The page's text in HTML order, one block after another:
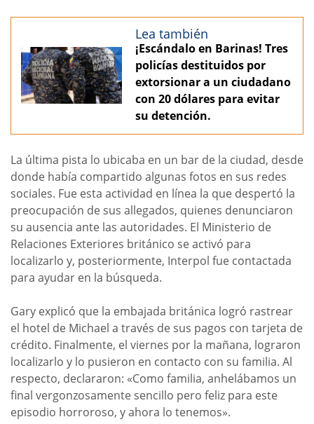
Lea también
¡Escándalo en Barinas! Tres
policías destituidos por
extorsionar a un ciudadano
con 20 dólares para evitar
su detención.
La última pista lo ubicaba en un bar de la ciudad, desde
donde había compartido algunas fotos en sus redes
sociales. Fue esta actividad en línea la que despertó la
preocupación de sus allegados, quienes denunciaron
su ausencia ante las autoridades. El Ministerio de
Relaciones Exteriores británico se activó para
localizarlo y, posteriormente, Interpol fue contactada
para ayudar en la búsqueda.
Gary explicó que la embajada británica logró rastrear
el hotel de Michael a través de sus pagos con tarjeta de
crédito. Finalmente, el viernes por la mañana, lograron
localizarlo y lo pusieron en contacto con su familia. Al
respecto, declararon: «Como familia, anhelábamos un
final vergonzosamente sencillo pero feliz para este
episodio horroroso, y ahora lo tenemos».